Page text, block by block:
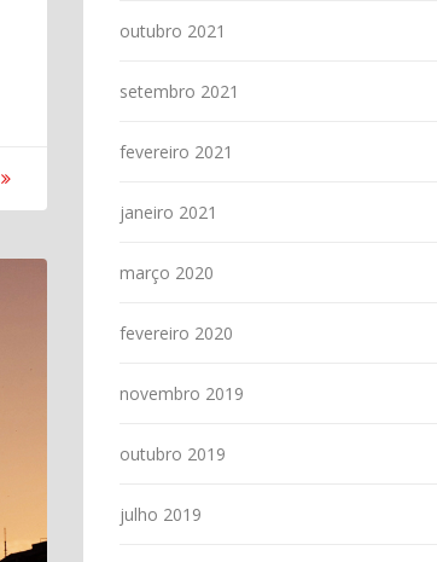
outubro 2021
setembro 2021
fevereiro 2021
janeiro 2021
março 2020
fevereiro 2020
novembro 2019
outubro 2019
julho 2019